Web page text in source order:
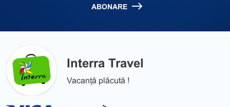
ABONARE
Interra Travel
Vacanță plăcută !